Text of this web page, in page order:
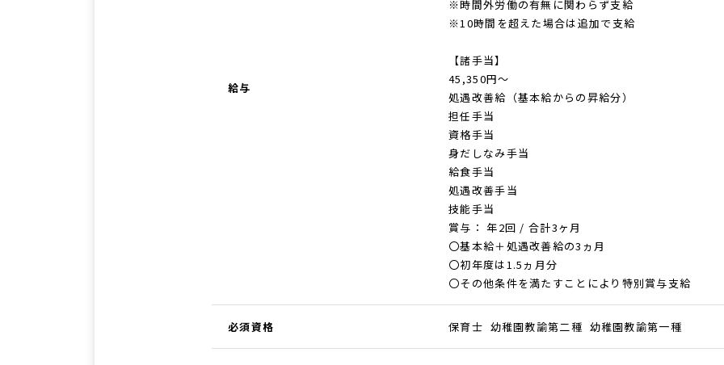
給与
※時間外労働の有無に関わらず支給
※10時間を超えた場合は追加で支給
【諸手当】
45,350円～
処遇改善給（基本給からの昇給分）
担任手当
資格手当
身だしなみ手当
給食手当
処遇改善手当
技能手当
賞与： 年2回 / 合計3ヶ月
〇基本給＋処遇改善給の3ヵ月
〇初年度は1.5ヵ月分
〇その他条件を満たすことにより特別賞与支給
必須資格 保育士 幼稚園教諭第二種 幼稚園教諭第一種